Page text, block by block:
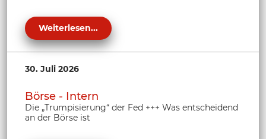
Weiterlesen...
30. Juli 2026
Börse - Intern
Die „Trumpisierung“ der Fed +++ Was entscheidend
an der Börse ist